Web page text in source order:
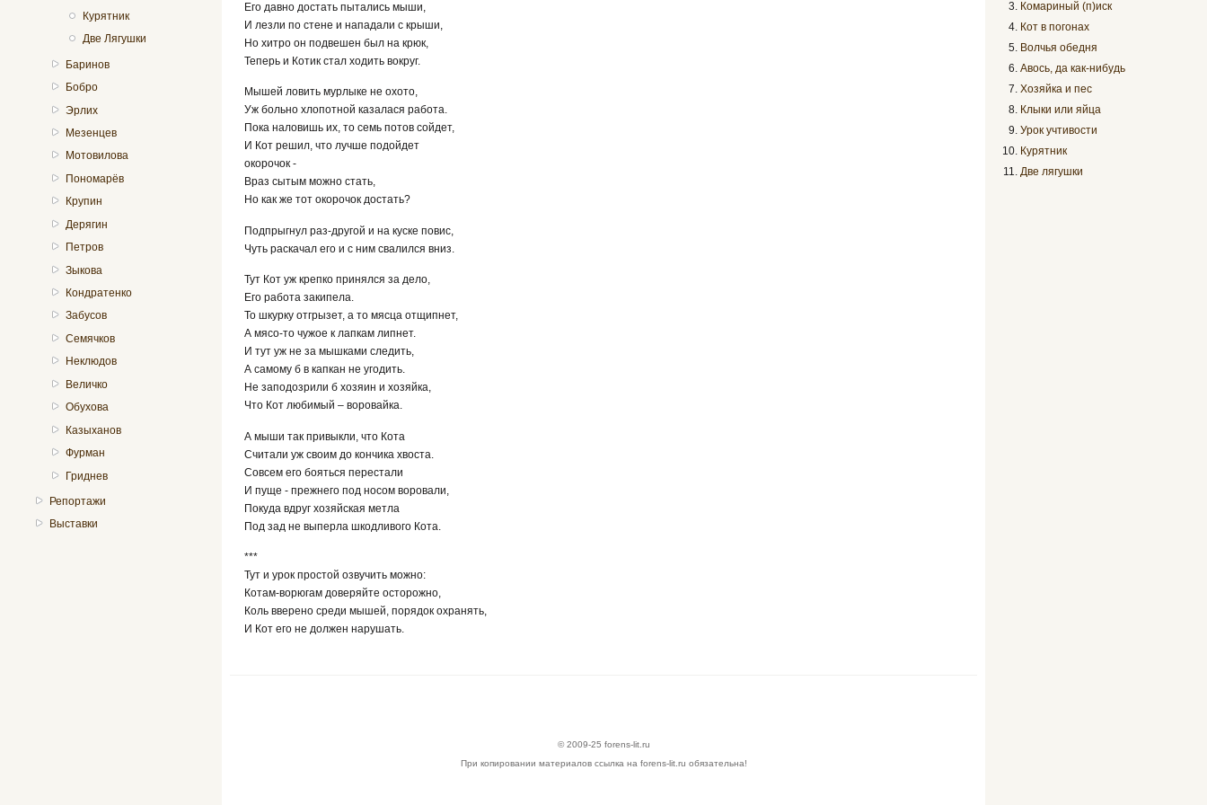
Курятник
Две Лягушки
Баринов
Бобро
Эрлих
Мезенцев
Мотовилова
Пономарёв
Крупин
Дерягин
Петров
Зыкова
Кондратенко
Забусов
Семячков
Неклюдов
Величко
Обухова
Казыханов
Фурман
Гриднев
Репортажи
Выставки
Его давно достать пытались мыши,
И лезли по стене и нападали с крыши,
Но хитро он подвешен был на крюк,
Теперь и Котик стал ходить вокруг.
Мышей ловить мурлыке не охото,
Уж больно хлопотной казалася работа.
Пока наловишь их, то семь потов сойдет,
И Кот решил, что лучше подойдет
окорочок -
Враз сытым можно стать,
Но как же тот окорочок достать?
Подпрыгнул раз-другой и на куске повис,
Чуть раскачал его и с ним свалился вниз.
Тут Кот уж крепко принялся за дело,
Его работа закипела.
То шкурку отгрызет, а то мясца отщипнет,
А мясо-то чужое к лапкам липнет.
И тут уж не за мышками следить,
А самому б в капкан не угодить.
Не заподозрили б хозяин и хозяйка,
Что Кот любимый – воровайка.
А мыши так привыкли, что Кота
Считали уж своим до кончика хвоста.
Совсем его бояться перестали
И пуще - прежнего под носом воровали,
Покуда вдруг хозяйская метла
Под зад не выперла шкодливого Кота.
***
Тут и урок простой озвучить можно:
Котам-ворюгам доверяйте осторожно,
Коль вверено среди мышей, порядок охранять,
И Кот его не должен нарушать.
© 2009-25 forens-lit.ru
При копировании материалов ссылка на forens-lit.ru обязательна!
Комариный (п)иск
Кот в погонах
Волчья обедня
Авось, да как-нибудь
Хозяйка и пес
Клыки или яйца
Урок учтивости
Курятник
Две лягушки